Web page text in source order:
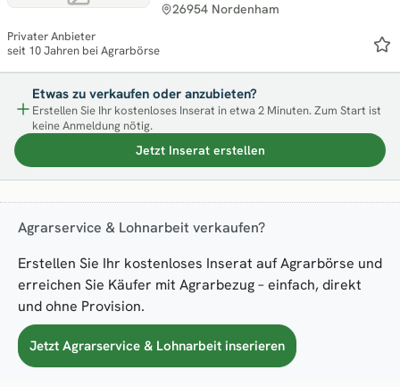
26954 Nordenham
Privater Anbieter
seit 10 Jahren bei Agrarbörse
Etwas zu verkaufen oder anzubieten?
Erstellen Sie Ihr kostenloses Inserat in etwa 2 Minuten. Zum Start ist
keine Anmeldung nötig.
Jetzt Inserat erstellen
Agrarservice & Lohnarbeit verkaufen?
Erstellen Sie Ihr kostenloses Inserat auf Agrarbörse und
erreichen Sie Käufer mit Agrarbezug – einfach, direkt
und ohne Provision.
Jetzt Agrarservice & Lohnarbeit inserieren